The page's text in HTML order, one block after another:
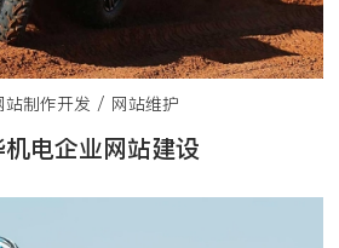
制作开发 / 网站维护
电企业网站建设